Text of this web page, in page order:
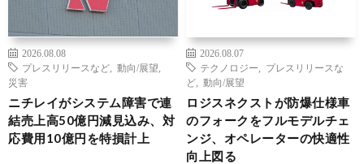
2026.08.08
プレスリリースなど
動向/展望
災害
ニチレイがシステム障害で連
結売上高50億円減見込み、対
応費用10億円を特損計上
2026.08.07
テクノロジー
プレスリリースな
ど
動向/展望
ロジスネクストが防爆仕様車
のフォークをフルモデルチェ
ンジ、オペレーターの快適性
向上図る